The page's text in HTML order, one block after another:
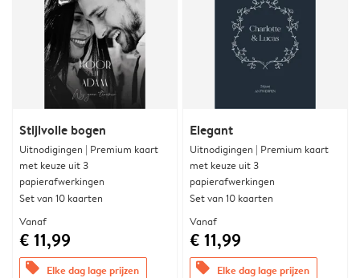
Stijlvolle bogen
Uitnodigingen | Premium kaart
met keuze uit 3
papierafwerkingen
Set van 10 kaarten
Vanaf
€ 11,99
offers Elke dag lage prijzen
Elegant
Uitnodigingen | Premium kaart
met keuze uit 3
papierafwerkingen
Set van 10 kaarten
Vanaf
€ 11,99
offers Elke dag lage prijzen